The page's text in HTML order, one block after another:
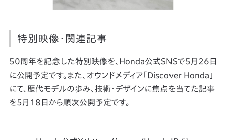
特別映像・関連記事
50周年を記念した特別映像を、Honda公式SNSで5月26日
に公開予定です。また、オウンドメディア「Discover Honda」
にて、歴代モデルの歩み、技術・デザインに焦点を当てた記事
を5月18日から順次公開予定です。